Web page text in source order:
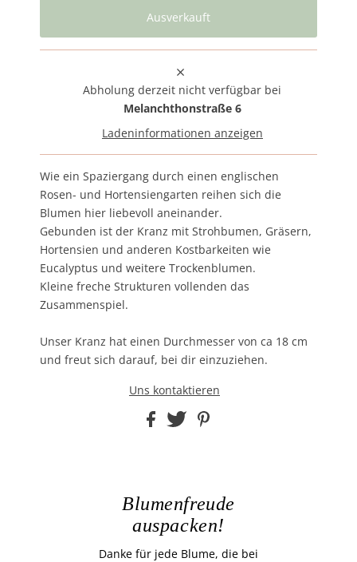
Abholung derzeit nicht verfügbar bei
Melanchthonstraße 6
Ladeninformationen anzeigen
Wie ein Spaziergang durch einen englischen
Rosen- und Hortensiengarten reihen sich die
Blumen hier liebevoll aneinander.
Gebunden ist der Kranz mit Strohbumen, Gräsern,
Hortensien und anderen Kostbarkeiten wie
Eucalyptus und weitere Trockenblumen.
Kleine freche Strukturen vollenden das
Zusammenspiel.
Unser Kranz hat einen Durchmesser von ca 18 cm
und freut sich darauf, bei dir einzuziehen.
Uns kontaktieren
Blumenfreude
auspacken!
Danke für jede Blume, die bei